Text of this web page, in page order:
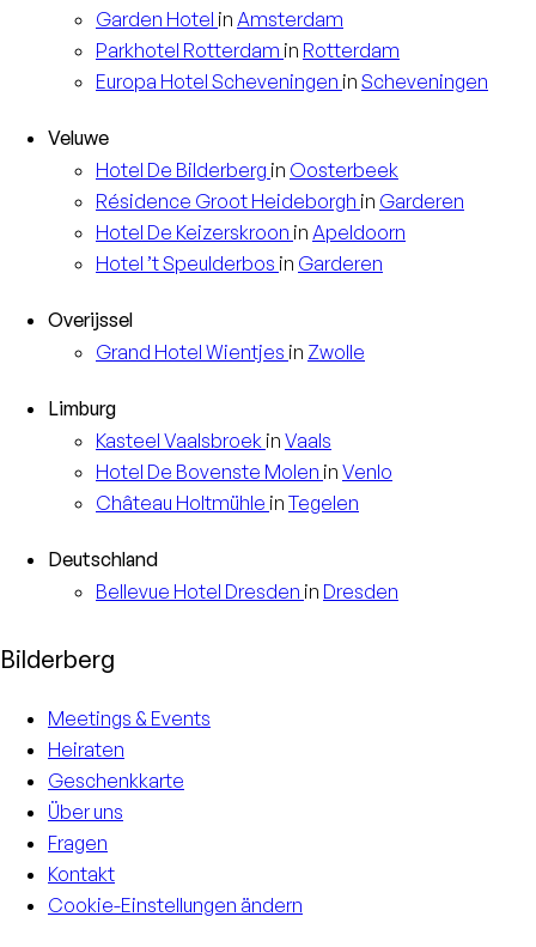
Garden Hotel in Amsterdam
Parkhotel Rotterdam in Rotterdam
Europa Hotel Scheveningen in Scheveningen
Veluwe
Hotel De Bilderberg in Oosterbeek
Résidence Groot Heideborgh in Garderen
Hotel De Keizerskroon in Apeldoorn
Hotel ’t Speulderbos in Garderen
Overijssel
Grand Hotel Wientjes in Zwolle
Limburg
Kasteel Vaalsbroek in Vaals
Hotel De Bovenste Molen in Venlo
Château Holtmühle in Tegelen
Deutschland
Bellevue Hotel Dresden in Dresden
Bilderberg
Meetings & Events
Heiraten
Geschenkkarte
Über uns
Fragen
Kontakt
Cookie-Einstellungen ändern